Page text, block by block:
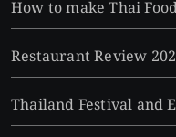
How to make Thai
Restaurant Review
Thailand Festival and